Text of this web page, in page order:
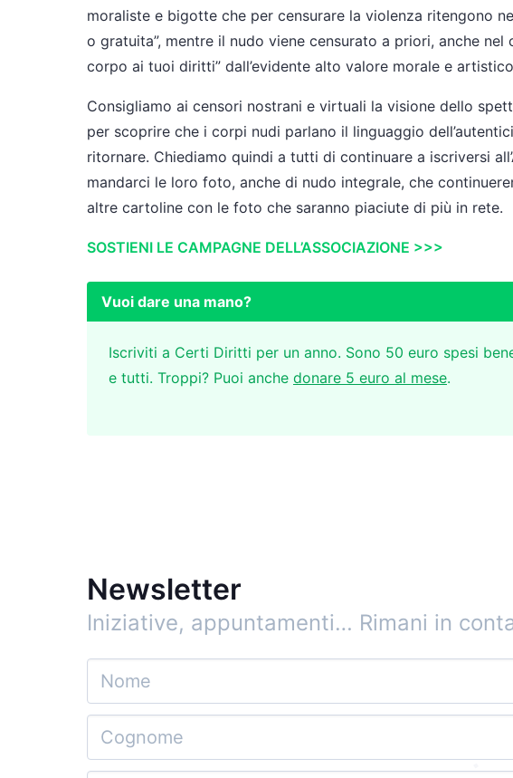
moraliste e bigotte che per censurare la violenza ritengono
o gratuita”, mentre il nudo viene censurato a priori, anche
corpo ai tuoi diritti” dall’evidente alto valore morale e
Consigliamo ai censori nostrani e virtuali la visione dello
per scoprire che i corpi nudi parlano il linguaggio
ritornare. Chiediamo quindi a tutti di continuare a iscriversi
mandarci le loro foto, anche di nudo integrale, che
altre cartoline con le foto che saranno piaciute di più in rete.
SOSTIENI LE CAMPAGNE DELL’ASSOCIAZIONE >>>
Vuoi dare una mano?
Iscriviti a Certi Diritti per un anno. Sono 50 euro spesi
e tutti. Troppi? Puoi anche donare 5 euro al mese.
Newsletter
Iniziative, appuntamenti… Rimani in